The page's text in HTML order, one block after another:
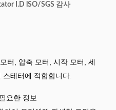
I.D lSO/SGS 감사
터, 압축 모터, 시작 모터, 세
테터에 적합합니다.
요한 정보